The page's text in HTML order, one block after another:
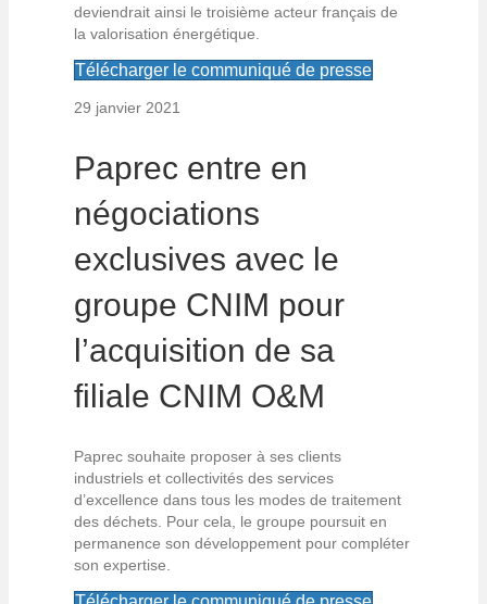
deviendrait ainsi le troisième acteur français de
la valorisation énergétique.
Télécharger le communiqué de presse
29 janvier 2021
Paprec entre en
négociations
exclusives avec le
groupe CNIM pour
l’acquisition de sa
filiale CNIM O&M
Paprec souhaite proposer à ses clients
industriels et collectivités des services
d’excellence dans tous les modes de traitement
des déchets. Pour cela, le groupe poursuit en
permanence son développement pour compléter
son expertise.